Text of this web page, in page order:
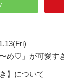
め♡」が可愛す
】について